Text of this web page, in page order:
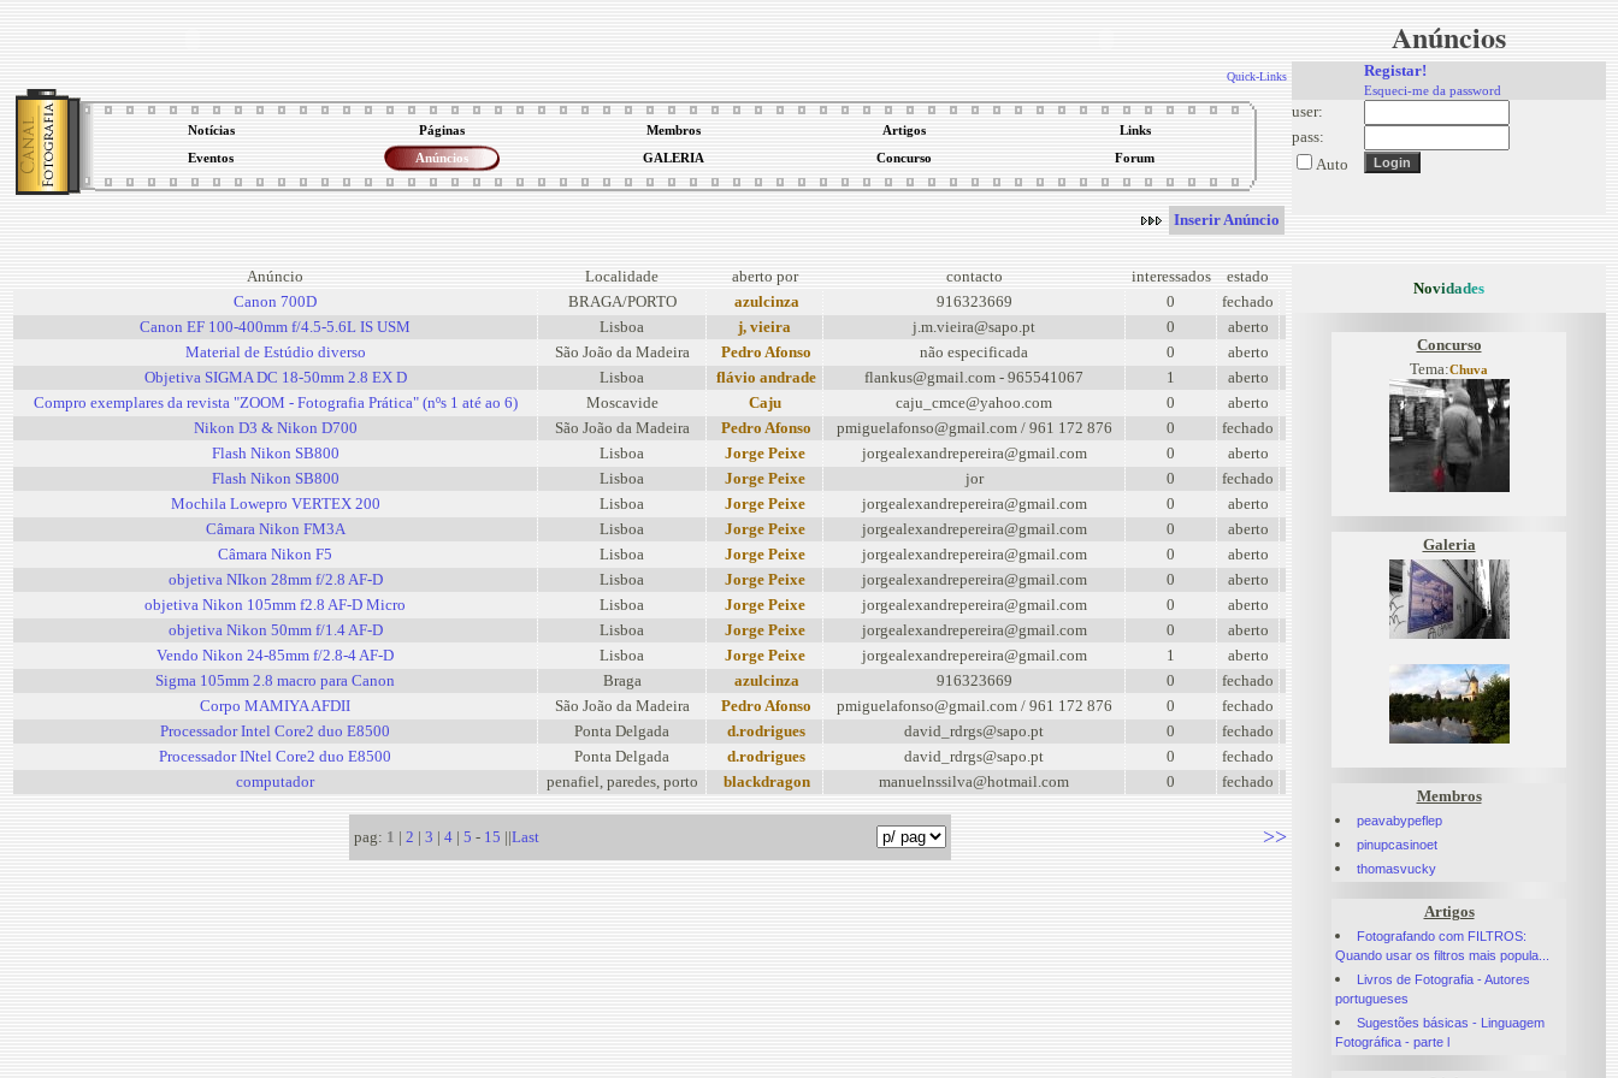
Quick-Links
Notícias Páginas Membros Artigos Links
Eventos Anúncios GALERIA Concurso Forum
Inserir Anúncio
Anúncio Localidade aberto por contacto interessados
estado
Canon 700D
BRAGA/PORTO azulcinza 916323669 0
fechado
Canon EF 100-400mm f/4.5-5.6L IS USM
Lisboa j, vieira j.m.vieira@sapo.pt 0
aberto
Material de Estúdio diverso
São João da Madeira Pedro Afonso não especificada 0
aberto
Objetiva SIGMA DC 18-50mm 2.8 EX D
Lisboa flávio andrade flankus@gmail.com - 965541067 1
aberto
Compro exemplares da revista "ZOOM - Fotografia Prática" (nºs 1 até ao 6)
Moscavide Caju caju_cmce@yahoo.com 0
aberto
Nikon D3 & Nikon D700
São João da Madeira Pedro Afonso pmiguelafonso@gmail.com / 961 172 876 0
fechado
Flash Nikon SB800
Lisboa Jorge Peixe jorgealexandrepereira@gmail.com 0
aberto
Flash Nikon SB800
Lisboa Jorge Peixe jor 0
fechado
Mochila Lowepro VERTEX 200
Lisboa Jorge Peixe jorgealexandrepereira@gmail.com 0
aberto
Câmara Nikon FM3A
Lisboa Jorge Peixe jorgealexandrepereira@gmail.com 0
aberto
Câmara Nikon F5
Lisboa Jorge Peixe jorgealexandrepereira@gmail.com 0
aberto
objetiva NIkon 28mm f/2.8 AF-D
Lisboa Jorge Peixe jorgealexandrepereira@gmail.com 0
aberto
objetiva Nikon 105mm f2.8 AF-D Micro
Lisboa Jorge Peixe jorgealexandrepereira@gmail.com 0
aberto
objetiva Nikon 50mm f/1.4 AF-D
Lisboa Jorge Peixe jorgealexandrepereira@gmail.com 0
aberto
Vendo Nikon 24-85mm f/2.8-4 AF-D
Lisboa Jorge Peixe jorgealexandrepereira@gmail.com 1
aberto
Sigma 105mm 2.8 macro para Canon
Braga azulcinza 916323669 0
fechado
Corpo MAMIYA AFDII
São João da Madeira Pedro Afonso pmiguelafonso@gmail.com / 961 172 876 0
fechado
Processador Intel Core2 duo E8500
Ponta Delgada d.rodrigues david_rdrgs@sapo.pt 0
fechado
Processador INtel Core2 duo E8500
Ponta Delgada d.rodrigues david_rdrgs@sapo.pt 0
fechado
computador
penafiel, paredes, porto blackdragon manuelnssilva@hotmail.com 0 fechado
pag: 1 | 2 | 3 | 4 | 5 - 15 ||Last >>
Anúncios
Registar!
Esqueci-me da password
user:
pass:
Auto
Novidades
Concurso
Tema:Chuva
Galeria
Membros
peavabypeflep
pinupcasinoet
thomasvucky
Artigos
Fotografando com FILTROS:
Quando usar os filtros mais popula...
Livros de Fotografia - Autores
portugueses
Sugestões básicas - Linguagem
Fotográfica - parte l